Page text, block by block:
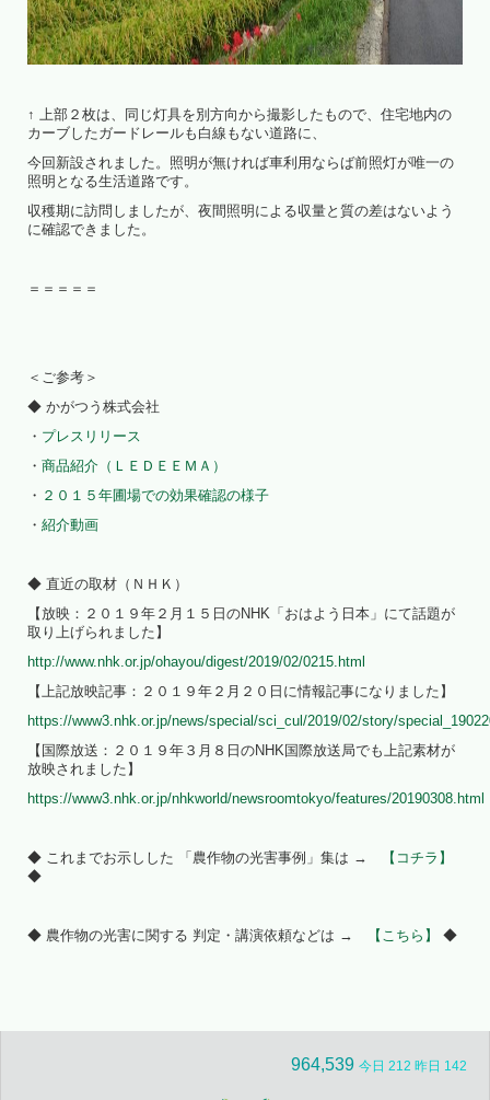
↑ 上部２枚は、同じ灯具を別方向から撮影したもので、住宅地内の
カーブしたガードレールも白線もない道路に、
今回新設されました。照明が無ければ車利用ならば前照灯が唯一の
照明となる生活道路です。
収穫期に訪問しましたが、夜間照明による収量と質の差はないよう
に確認できました。
＝＝＝＝＝
＜ご参考＞
◆ かがつう株式会社
・ プレスリリース
・ 商品紹介（ＬＥＤＥＥＭＡ）
・ ２０１５年圃場での効果確認の様子
・ 紹介動画
◆ 直近の取材（ＮＨＫ）
【放映：２０１９年２月１５日のNHK「おはよう日本」にて話題が
取り上げられました】
http://www.nhk.or.jp/ohayou/digest/2019/02/0215.html
【上記放映記事：２０１９年２月２０日に情報記事になりました】
https://www3.nhk.or.jp/news/special/sci_cul/2019/02/story/
【国際放送：２０１９年３月８日のNHK国際放送局でも上記素材が
放映されました】
https://www3.nhk.or.jp/nhkworld/newsroomtokyo/features/20190308.html
◆ これまでお示しした 「農作物の光害事例」集は →
【コチラ】
◆
◆ 農作物の光害に関する 判定・講演依頼などは → 【こちら】 ◆
964,539 今日 212 昨日 142